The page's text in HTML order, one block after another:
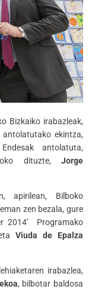
Bizkaiko irabazleak,
antolatutako ekintza,
antolatuta,
dituzte, Jorge
apirilean, Bilboko
zen bezala, gure
2014’ Programako
Viuda de Epalza
irabazlea,
, bilbotar baldosa